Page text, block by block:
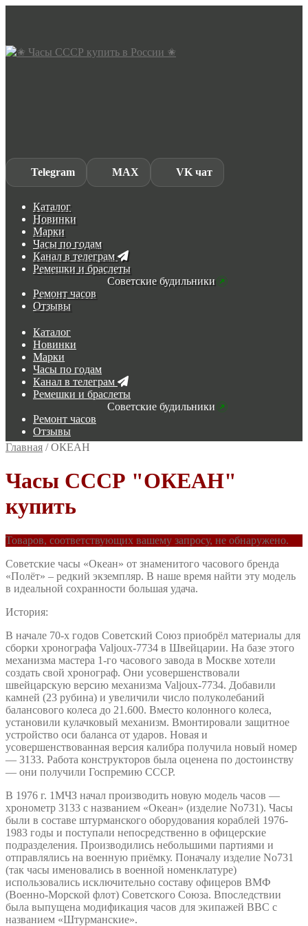
Skip
Skip
Telegram MAX VK чат
Каталог
Новинки
Марки
Часы по годам
Канал в телеграм
Ремешки и браслеты
Советские будильники
Ремонт часов
Отзывы
Каталог
Новинки
Марки
Часы по годам
Канал в телеграм
Ремешки и браслеты
Советские будильники
Ремонт часов
Отзывы
Главная /ОКЕАН
Часы СССР "ОКЕАН"
купить
Товаров, соответствующих вашему запросу, не обнаружено.
Советские часы «Океан» от знаменитого часового бренда
«Полёт» – редкий экземпляр. В наше время найти эту модель
в идеальной сохранности большая удача.
История:
В начале 70-х годов Советский Союз приобрёл материалы для
сборки хронографа Valjoux-7734 в Швейцарии. На базе этого
механизма мастера 1-го часового завода в Москве хотели
создать свой хронограф. Они усовершенствовали
швейцарскую версию механизма Valjoux-7734. Добавили
камней (23 рубина) и увеличили число полуколебаний
балансового колеса до 21.600. Вместо колонного колеса,
установили кулачковый механизм. Вмонтировали защитное
устройство оси баланса от ударов. Новая и
усовершенствованная версия калибра получила новый номер
— 3133. Работа конструкторов была оценена по достоинству
— они получили Госпремию СССР.
В 1976 г. 1МЧЗ начал производить новую модель часов —
хронометр 3133 с названием «Океан» (изделие No731). Часы
были в составе штурманского оборудования кораблей 1976-
1983 годы и поступали непосредственно в офицерские
подразделения. Производились небольшими партиями и
отправлялись на военную приёмку. Поначалу изделие No731
(так часы именовались в военной номенклатуре)
использовались исключительно составу офицеров ВМФ
(Военно-Морской флот) Советского Союза. Впоследствии
была выпущена модификация часов для экипажей ВВС с
названием «Штурманские».